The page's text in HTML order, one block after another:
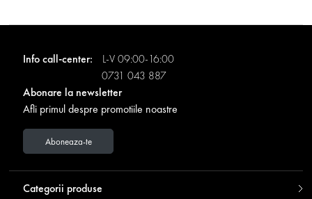
Info call-center:
L-V 09:00-16:00
0731 043 887
Abonare la newsletter
Afli primul despre promotiile noastre
Aboneaza-te
Categorii produse